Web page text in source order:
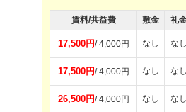
賃料/共益費 敷金 礼
17,500円/ 4,000円 なし な
17,500円/ 4,000円 なし な
26,500円/ 4,000円 なし な